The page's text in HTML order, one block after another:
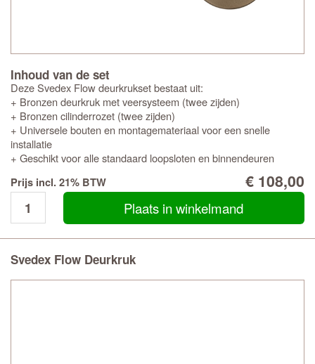
Inhoud van de set
Deze Svedex Flow deurkrukset bestaat uit:
+ Bronzen deurkruk met veersysteem (twee zijden)
+ Bronzen cilinderrozet (twee zijden)
+ Universele bouten en montagemateriaal voor een snelle
installatie
+ Geschikt voor alle standaard loopsloten en binnendeuren
Prijs incl. 21% BTW
€ 108,00
Plaats in winkelmand
Svedex Flow Deurkruk